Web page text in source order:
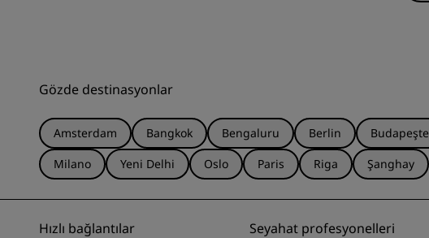
Gözde destinasyonlar
Amsterdam Bangkok Bengaluru Berlin Budapeşte
Milano
Yeni Delhi Oslo Paris Riga Şanghay
Hızlı bağlantılar Seyahat profesyonelleri